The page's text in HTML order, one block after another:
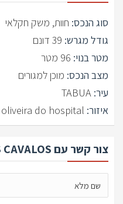
סוג הנכס: חוות, משק חקלאי
גודל מגרש: 39 דונם
מטר בנוי: 96 מטר
מצב הנכס: מוכן למגורים
עיר: TABUA
איזור: oliveira do hospital
צור קשר עם QUINTA SOITO DOS CAVALOS